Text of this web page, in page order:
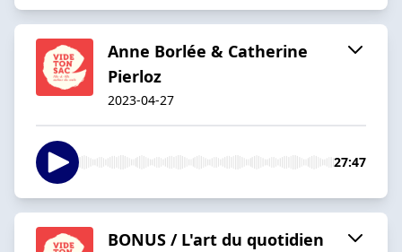
Anne Borlée & Catherine
Pierloz
2023-04-27
27:47
BONUS / L'art du quotidien